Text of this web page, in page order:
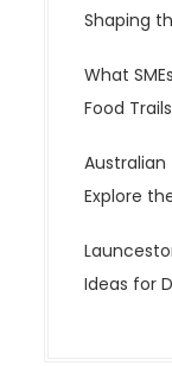
Shaping
What
Food
Australian
Explore
Ideas for